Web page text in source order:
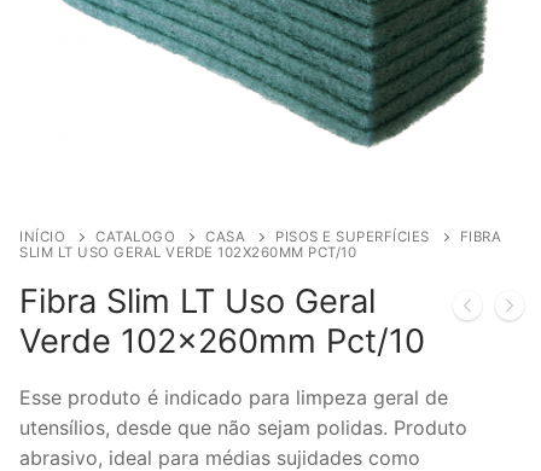
INÍCIO CATALOGO CASA PISOS E SUPERFÍCIES
FIBRA
SLIM LT USO GERAL VERDE 102X260MM PCT/10
Fibra Slim LT Uso Geral
Verde 102x260mm Pct/10
Esse produto é indicado para limpeza geral de
utensílios, desde que não sejam polidas. Produto
abrasivo, ideal para médias sujidades como